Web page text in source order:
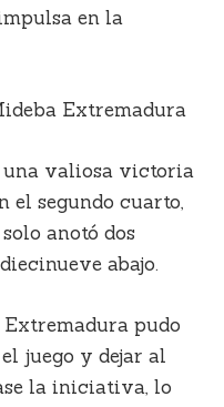
en la
Extremadura
una valiosa victoria
el segundo cuarto,
anotó dos
abajo.
Extremadura pudo
juego y dejar al
la iniciativa, lo